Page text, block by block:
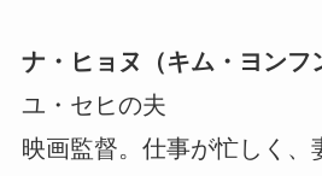
ナ・ヒョヌ（キム・ヨンフ
ユ・セヒの夫
映画監督。仕事が忙しく、